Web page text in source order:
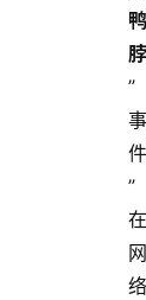
鸭
脖
”
事
件
”
在
网
络